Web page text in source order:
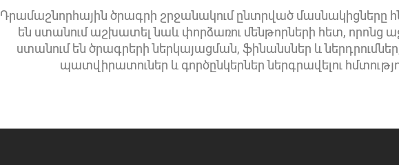
Դրամաշնորհային ծրագրի շրջանակում ընտրված մասնակիցները
են ստանում աշխատել նաև փորձառու մենթորների հետ, որոնց
ստանում են ծրագրերի ներկայացման, ֆինանսներ և
պատվիրատուներ և գործընկերներ ներգրավելու